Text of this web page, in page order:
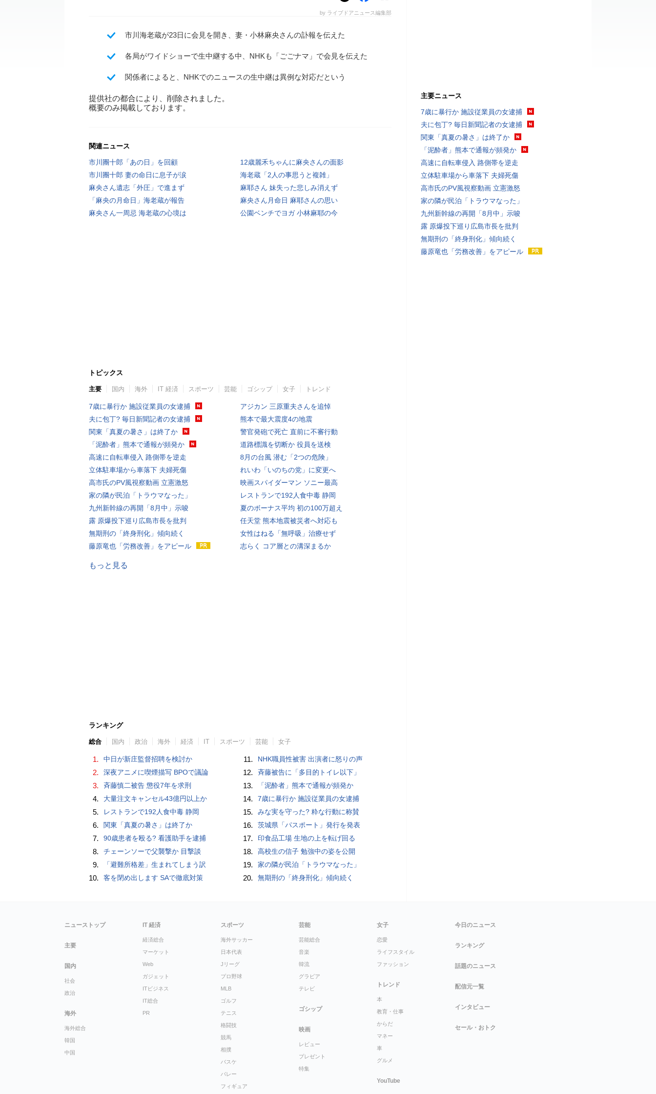
by ライブドアニュース編集部
市川海老蔵が23日に会見を開き、妻・小林麻央さんの訃報を伝えた
各局がワイドショーで生中継する中、NHKも「ごごナマ」で会見を伝えた
関係者によると、NHKでのニュースの生中継は異例な対応だという
提供社の都合により、削除されました。
概要のみ掲載しております。
関連ニュース
市川團十郎「あの日」を回顧
12歳麗禾ちゃんに麻央さんの面影
市川團十郎 妻の命日に息子が涙
海老蔵「2人の事思うと複雑」
麻央さん遺志「外圧」で進まず
麻耶さん 妹失った悲しみ消えず
「麻央の月命日」海老蔵が報告
麻央さん月命日 麻耶さんの思い
麻央さん一周忌 海老蔵の心境は
公園ベンチでヨガ 小林麻耶の今
トピックス
主要 国内 海外 IT 経済 スポーツ 芸能 ゴシップ 女子 トレンド
7歳に暴行か 施設従業員の女逮捕
夫に包丁? 毎日新聞記者の女逮捕
関東「真夏の暑さ」は終了か
「泥酔者」熊本で通報が頻発か
高速に自転車侵入 路側帯を逆走
立体駐車場から車落下 夫婦死傷
高市氏のPV風視察動画 立憲激怒
家の隣が民泊「トラウマなった」
九州新幹線の再開「8月中」示唆
露 原爆投下巡り広島市長を批判
無期刑の「終身刑化」傾向続く
藤原竜也「労務改善」をアピール
アジカン 三原重夫さんを追悼
熊本で最大震度4の地震
警官発砲で死亡 直前に不審行動
道路標識を切断か 役員を送検
8月の台風 潜む「2つの危険」
れいわ「いのちの党」に変更へ
映画スパイダーマン ソニー最高
レストランで192人食中毒 静岡
夏のボーナス平均 初の100万超え
任天堂 熊本地震被災者へ対応も
女性はねる「無呼吸」治療せず
志らく コア層との溝深まるか
もっと見る
ランキング
総合 国内 政治 海外 経済 IT スポーツ 芸能 女子
1. 中日が新庄監督招聘を検討か
2. 深夜アニメに喫煙描写 BPOで議論
3. 斉藤慎二被告 懲役7年を求刑
4. 大量注文キャンセル43億円以上か
5. レストランで192人食中毒 静岡
6. 関東「真夏の暑さ」は終了か
7. 90歳患者を殴る? 看護助手を逮捕
8. チェーンソーで父襲撃か 目撃談
9. 「避難所格差」生まれてしまう訳
10. 客を閉め出します SAで徹底対策
11. NHK職員性被害 出演者に怒りの声
12. 斉藤被告に「多目的トイレ以下」
13. 「泥酔者」熊本で通報が頻発か
14. 7歳に暴行か 施設従業員の女逮捕
15. みな実を守った? 粋な行動に称賛
16. 茨城県「パスポート」発行を発表
17. 印食品工場 生地の上を転げ回る
18. 高校生の信子 勉強中の姿を公開
19. 家の隣が民泊「トラウマなった」
20. 無期刑の「終身刑化」傾向続く
主要ニュース
7歳に暴行か 施設従業員の女逮捕
夫に包丁? 毎日新聞記者の女逮捕
関東「真夏の暑さ」は終了か
「泥酔者」熊本で通報が頻発か
高速に自転車侵入 路側帯を逆走
立体駐車場から車落下 夫婦死傷
高市氏のPV風視察動画 立憲激怒
家の隣が民泊「トラウマなった」
九州新幹線の再開「8月中」示唆
露 原爆投下巡り広島市長を批判
無期刑の「終身刑化」傾向続く
藤原竜也「労務改善」をアピール
ニューストップ
主要
国内
社会
政治
海外
海外総合
韓国
中国
IT 経済
経済総合
マーケット
Web
ガジェット
ITビジネス
IT総合
PR
スポーツ
海外サッカー
日本代表
Jリーグ
プロ野球
MLB
ゴルフ
テニス
格闘技
競馬
相撲
バスケ
バレー
フィギュア
芸能
芸能総合
音楽
韓流
グラビア
テレビ
ゴシップ
映画
レビュー
プレゼント
特集
女子
恋愛
ライフスタイル
ファッション
トレンド
本
教育・仕事
からだ
マネー
車
グルメ
YouTube
今日のニュース
ランキング
話題のニュース
配信元一覧
インタビュー
セール・おトク